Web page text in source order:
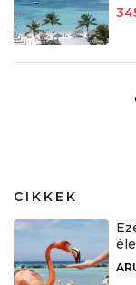
CIKKEK